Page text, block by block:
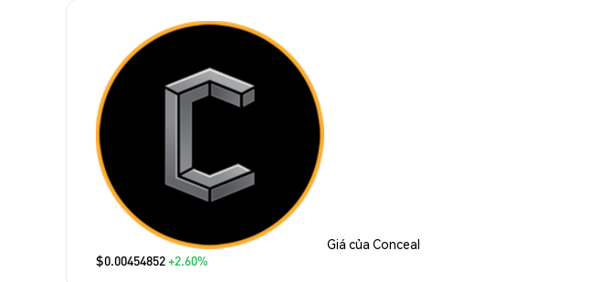
Giá của Conceal
$0.00454852+2.60%